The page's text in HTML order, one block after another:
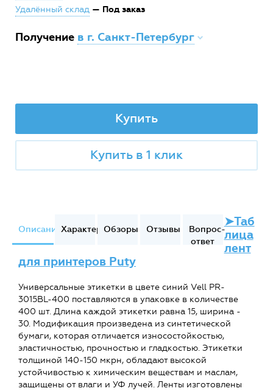
Удалённый склад — Под заказ
Получение в г. Санкт-Петербург
Купить
Купить в 1 клик
ОписаниеХарактеристики
Обзоры Отзывы
Вопрос-
ответ
➤Таб
лица
лент
для принтеров Puty
Универсальные этикетки в цвете синий Vell PR-
3015BL-400 поставляются в упаковке в количестве
400 шт. Длина каждой этикетки равна 15, ширина -
30. Модификация произведена из синтетической
бумаги, которая отличается износостойкостью,
эластичностью, прочностью и гладкостью. Этикетки
толщиной 140-150 мкрн, обладают высокой
устойчивостью к химическим веществам и маслам,
защищены от влаги и УФ лучей. Ленты изготовлены